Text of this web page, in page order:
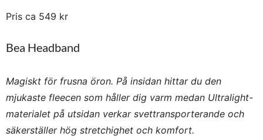
Pris ca 549 kr
Bea Headband
Magiskt för frusna öron. På insidan hittar du den
mjukaste fleecen som håller dig varm medan Ultralight-
materialet på utsidan verkar svettransporterande och
säkerställer hög stretchighet och komfort.